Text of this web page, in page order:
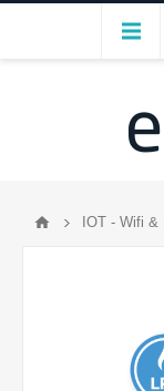
IOT - Wifi &